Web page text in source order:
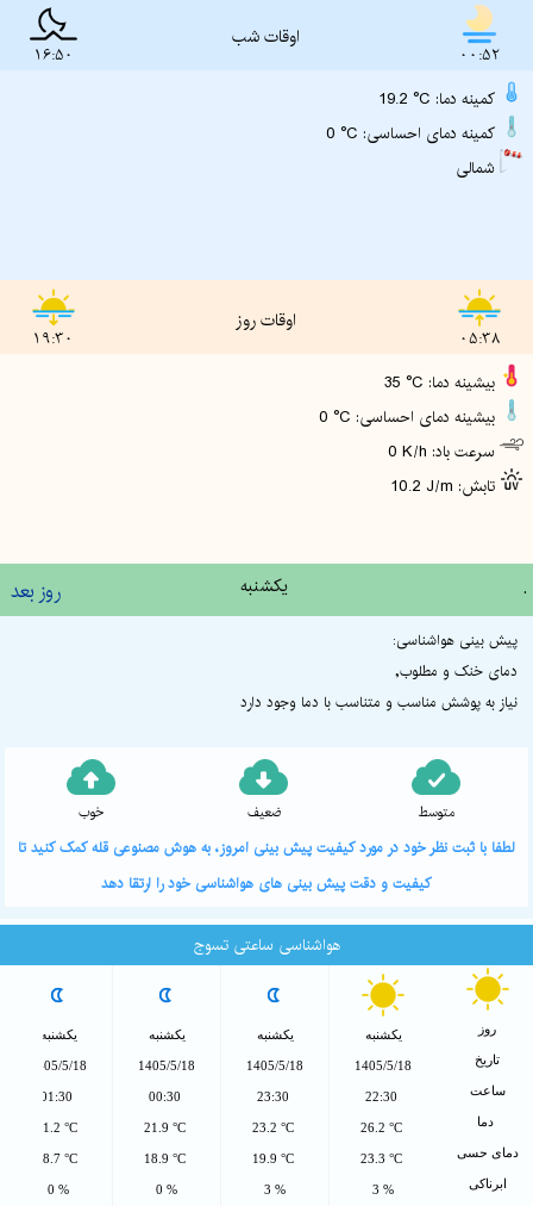
16:50
اوقات شب
00:52
19.2 °C :کمینه دما
0 °C :کمینه دمای احساسی
شمالی
19:30
اوقات روز
05:38
35 °C :بیشینه دما
0 °C :بیشینه دمای احساسی
0 K/h :سرعت باد
10.2 J/m :تابش
روز بعد یکشنبه .
پیش بینی هواشناسی:
دمای خنک و مطلوب,
نیاز به پوشش مناسب و متناسب با دما وجود دارد
خوب ضعیف متوسط
لطفا با ثبت نظر خود در مورد کیفیت پیش بینی امروز، به هوش مصنوعی قله کمک کنید تا
کیفیت و دقت پیش بینی های هواشناسی خود را ارتقا دهد
هواشناسی ساعتی تسوج
روز
تاریخ
ساعت
دمای حسی
ابرناکی
یکشنبه
1405/5/18
22:30
26.2 °C
23.3 °C
3 %
یکشنبه
1405/5/18
23:30
23.2 °C
19.9 °C
3 %
یکشنبه
1405/5/18
00:30
21.9 °C
18.9 °C
0 %
یکشنبه
1405/5/18
01:30
21.2 °C
18.7 °C
0 %